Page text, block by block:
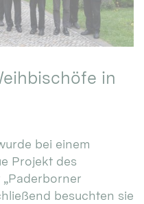
in
bei einem
Projekt des
besuchten sie